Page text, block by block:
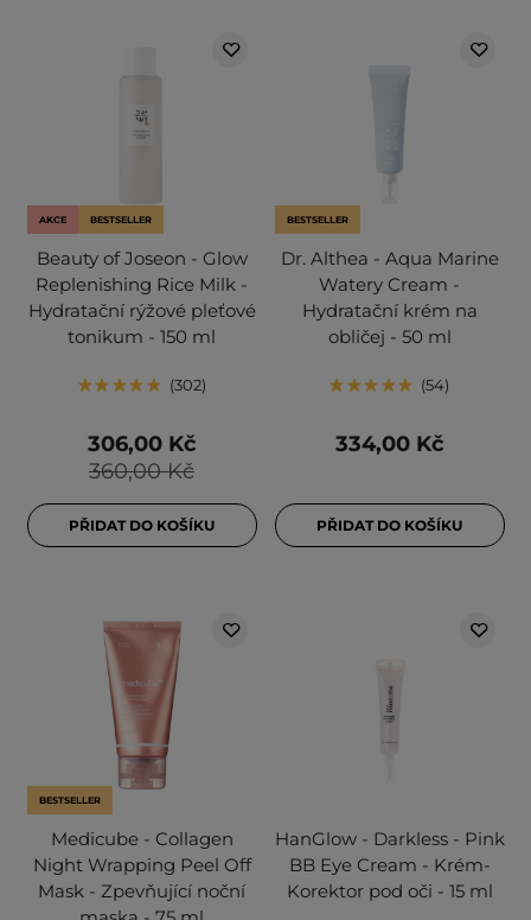
AKCE BESTSELLER
Beauty of Joseon - Glow
Replenishing Rice Milk -
Hydratační rýžové pleťové
tonikum - 150 ml
302
360,00 Kč
306,00 Kč
PŘIDAT DO KOŠÍKU
BESTSELLER
Dr. Althea - Aqua Marine
Watery Cream -
Hydratační krém na
obličej - 50 ml
54
334,00 Kč
PŘIDAT DO KOŠÍKU
BESTSELLER
Medicube - Collagen
Night Wrapping Peel Off
Mask - Zpevňující noční
HanGlow - Darkless - Pink
BB Eye Cream - Krém-
Korektor pod oči - 15 ml